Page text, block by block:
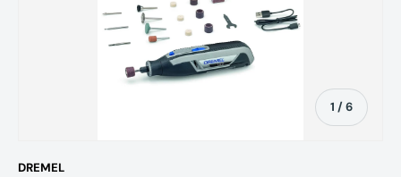
1 /de
6
DREMEL